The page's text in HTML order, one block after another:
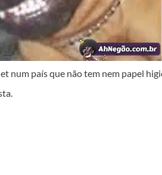
num país que não tem nem papel